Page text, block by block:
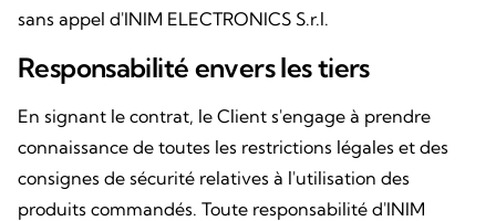
sans appel d'INIM ELECTRONICS S.r.l.
Responsabilité envers les tiers
En signant le contrat, le Client s'engage à prendre
connaissance de toutes les restrictions légales et des
consignes de sécurité relatives à l'utilisation des
produits commandés. Toute responsabilité d'INIM